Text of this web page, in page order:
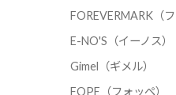
FOREVERMARK（
E-NO'S（イーノス）
Gimel（ギメル）
FOPE（フォッペ）